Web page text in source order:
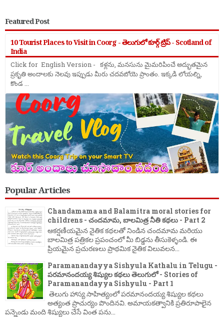
Featured Post
10 Tourist Places to Visit in Coorg - తెలుగులో కూర్గ్ ట్రిప్ - Scotland of
India
Click for English Version - కళ్లను, మనసును మైమరిపించే అద్భుతమైన
ప్రకృతి అందాలకు నెలవు ఇప్పుడు మీరు చదవబోయె ప్రాంతం. ఇక్కడి లోయల్ని,
కొండ ...
Popular Articles
Chandamama and Balamitra moral stories for
childrens - చందమామ, బాలమిత్ర నీతి కథలు - Part 2
ఆకర్షణీయమైన నైతిక కథలతో నిండిన చందమామ మరియు
బాలమిత్ర పత్రికల ప్రపంచంలో మీ బిడ్డను తీసుకెళ్ళండి. ఈ
ప్రియమైన ప్రచురణలు ప్రాథమిక నైతిక విలువలన...
Paramanandayya Sishyula Kathalu in Telugu -
పరమానందయ్య శిష్యుల కథలు తెలుగులో - Stories of
Paramanandayya Sishyulu - Part 1
తెలుగు హాస్య సాహిత్యంలో పరమానందయ్య శిష్యుల కథలు
అత్యంత ప్రాచుర్యం పొందినవి. అమాయకత్వానికి ప్రతిరూపాలైన
పన్నెండు మంది శిష్యులు చేసే వింత పను...